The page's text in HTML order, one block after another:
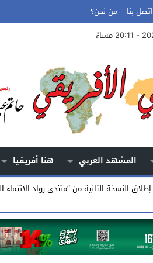
اتصل بنا
من نحن؟
المشهد العربي هنا أفريقيا
إطلاق النسخة الثانية من “منتدى رواد الانتماء
Stop
Previous
Next